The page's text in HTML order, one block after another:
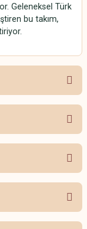
Geleneksel Türk
bu takım,